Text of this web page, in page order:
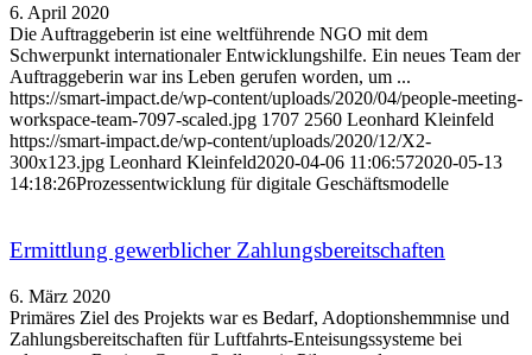
6. April 2020
Die Auftraggeberin ist eine weltführende NGO mit dem
Schwerpunkt internationaler Entwicklungshilfe. Ein neues Team der
Auftraggeberin war ins Leben gerufen worden, um ...
https://smart-impact.de/wp-content/uploads/2020/04/people-meeting-
workspace-team-7097-scaled.jpg 1707 2560 Leonhard Kleinfeld
https://smart-impact.de/wp-content/uploads/2020/12/X2-
300x123.jpg Leonhard Kleinfeld2020-04-06 11:06:572020-05-13
14:18:26Prozessentwicklung für digitale Geschäftsmodelle
Ermittlung gewerblicher Zahlungsbereitschaften
6. März 2020
Primäres Ziel des Projekts war es Bedarf, Adoptionshemmnise und
Zahlungsbereitschaften für Luftfahrts-Enteisungssysteme bei